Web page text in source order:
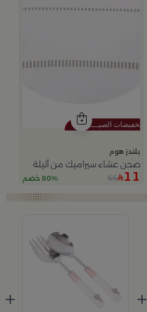
بلندز هوم
صحن عشاء سيراميك من أثيلة
11
55 80% خصم
+
+